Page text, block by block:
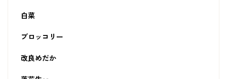
白菜
ブロッコリー
改良めだか